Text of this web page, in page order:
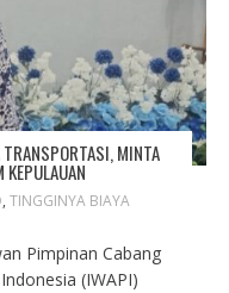
MINTA
, TINGGINYA BIAYA
Pimpinan Cabang
(IWAPI)